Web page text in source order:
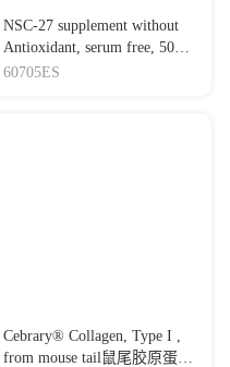
NSC-27 supplement without
Antioxidant, serum free, 50X
无血清 NSC-27 添加剂,无抗
60705ES
Cebrary® Collagen, Type I ,
from mouse tail鼠尾胶原蛋白I